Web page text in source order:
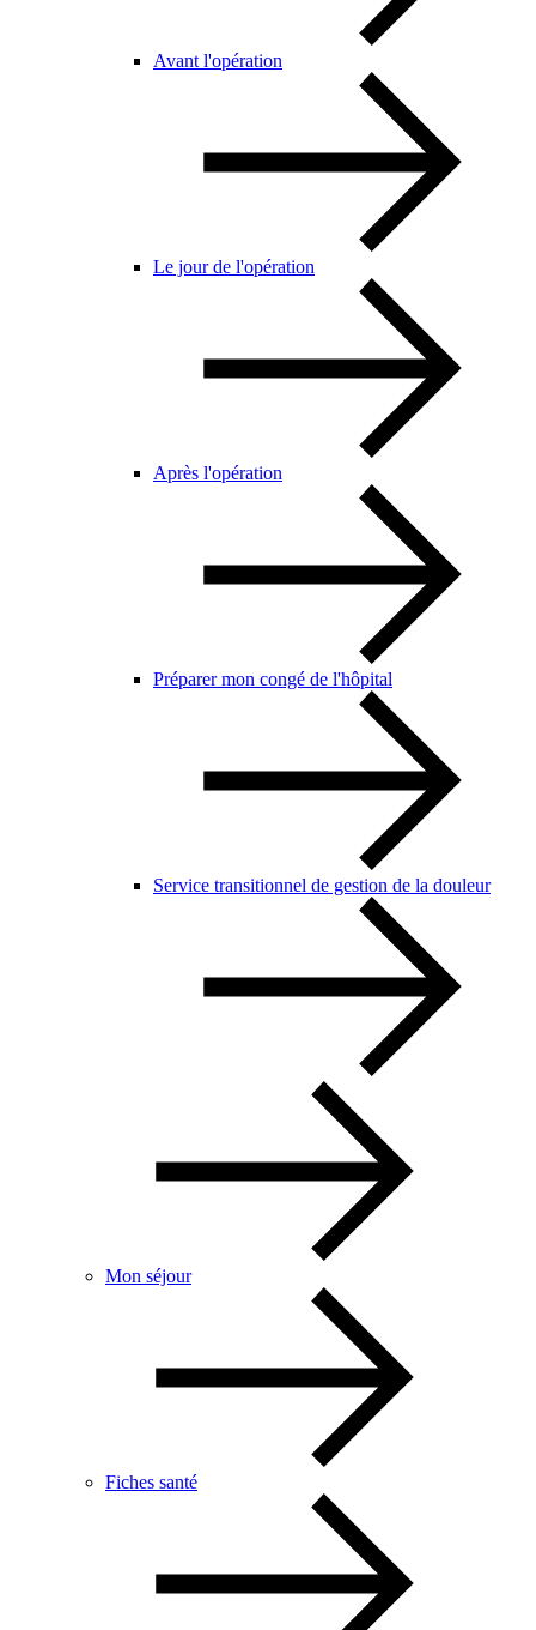
Avant l'opération
Le jour de l'opération
Après l'opération
Préparer mon congé de l'hôpital
Service transitionnel de gestion de la douleur
Mon séjour
Fiches santé